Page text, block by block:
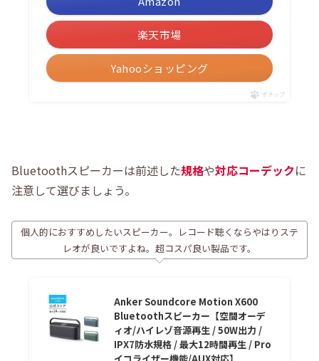
楽天市場
Yahooショッピング
ポチップ
Bluetoothスピーカーは前述した規格や対応コーデックに
注意して選びましょう。
個人的におすすめしたいスピーカー。レコード聴くならやはりステ
レオが良いですよね。超コスパ良い製品です。
Anker Soundcore Motion X600
Bluetoothスピーカー【空間オーデ
ィオ/ハイレゾ音源再生 / 50W出力 /
IPX7防水規格 / 最大12時間再生 / Pro